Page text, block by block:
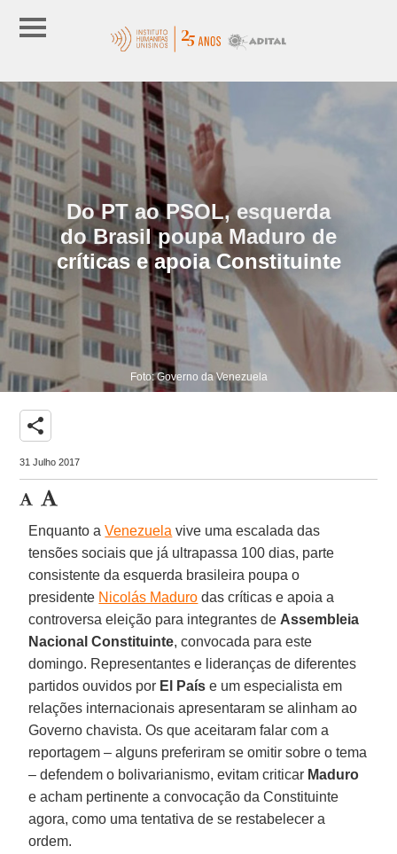
Do PT ao PSOL, esquerda
do Brasil poupa Maduro de
críticas e apoia Constituinte
Foto: Governo da Venezuela
share
31 Julho 2017
Enquanto aVenezuela vive uma escalada das
tensões sociais que já ultrapassa 100 dias, parte
consistente da esquerda brasileira poupa o
presidente Nicolás Maduro das críticas e apoia a
controversa eleição para integrantes de Assembleia
Nacional Constituinte, convocada para este
domingo. Representantes e lideranças de diferentes
partidos ouvidos por El País e um especialista em
relações internacionais apresentaram se alinham ao
Governo chavista. Os que aceitaram falar com a
reportagem – alguns preferiram se omitir sobre o tema
– defendem o bolivarianismo, evitam criticar Maduro
e acham pertinente a convocação da Constituinte
agora, como uma tentativa de se restabelecer a
ordem.